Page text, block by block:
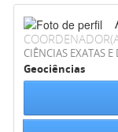
CIÊNCIAS EXATAS E
Geociências